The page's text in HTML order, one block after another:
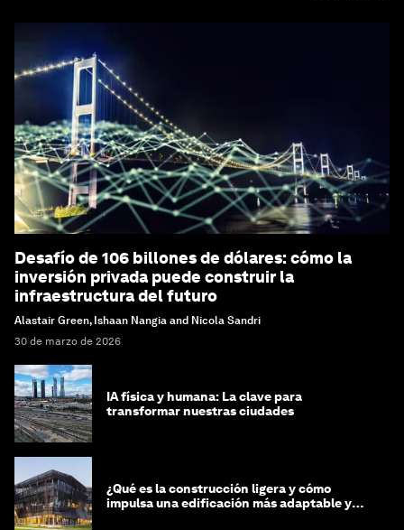
Desafío de 106 billones de dólares: cómo la
inversión privada puede construir la
infraestructura del futuro
Alastair Green, Ishaan Nangia and Nicola Sandri
30 de marzo de 2026
IA física y humana: La clave para
transformar nuestras ciudades
¿Qué es la construcción ligera y cómo
impulsa una edificación más adaptable y